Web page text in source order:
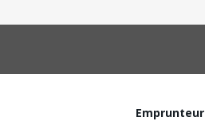
Emprunteur